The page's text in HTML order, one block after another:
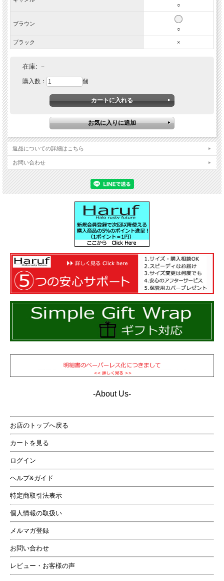
＜ 本革 ナチュラルレザー ウォレット ＞
ビンテージ感あるナチュラルレザーを使用したマグネッ
トループレザーサイフ。ビンテージカラーが魅力な本革
沢が増し、ツヤツヤしてカッコよくなります。
プルでおしゃれなフォルムは男女を問わない・・・ ビ
ンテージテイストが魅力なダークブラウン、キャメル、
○
ブラウン
○
ブラック ×
在庫: －
購入数： 個
返品についての詳細はこちら
お問い合わせ
-About Us-
お店のトップへ戻る
カートを見る
ログイン
ヘルプ&ガイド
特定商取引法表示
個人情報の取扱い
メルマガ登録
お問い合わせ
レビュー・お客様の声